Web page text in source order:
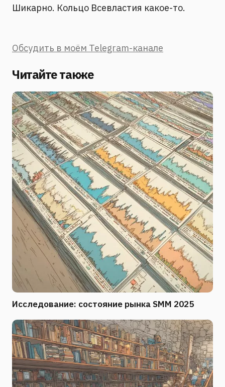
Шикарно. Кольцо Всевластия какое-то.
Обсудить в моём Telegram-канале
Читайте также
Исследование: состояние рынка SMM 2025